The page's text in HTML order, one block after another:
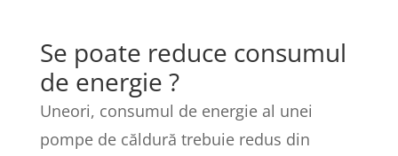
Se poate reduce consumul
de energie ?
Uneori, consumul de energie al unei
pompe de căldură trebuie redus din